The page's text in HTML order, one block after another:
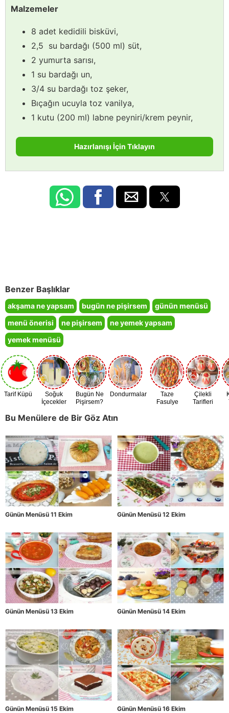
Malzemeler
8 adet kedidili bisküvi,
2,5 su bardağı (500 ml) süt,
2 yumurta sarısı,
1 su bardağı un,
3/4 su bardağı toz şeker,
Bıçağın ucuyla toz vanilya,
1 kutu (200 ml) labne peyniri/krem peynir,
Hazırlanışı İçin Tıklayın
Benzer Başlıklar
akşama ne yapsam bugün ne pişirsem
günün menüsü
menü önerisi
ne pişirsem
ne yemek yapsam
yemek menüsü
Tarif Küpü
Soğuk
İçecekler
Bugün Ne
Pişirsem?
Dondurmalar
Taze
Fasulye
Çilekli
Tarifleri
Bu Menülere de Bir Göz Atın
Günün Menüsü 11 Ekim Günün Menüsü 12 Ekim
Günün Menüsü 13 Ekim Günün Menüsü 14 Ekim
Günün Menüsü 15 Ekim Günün Menüsü 16 Ekim